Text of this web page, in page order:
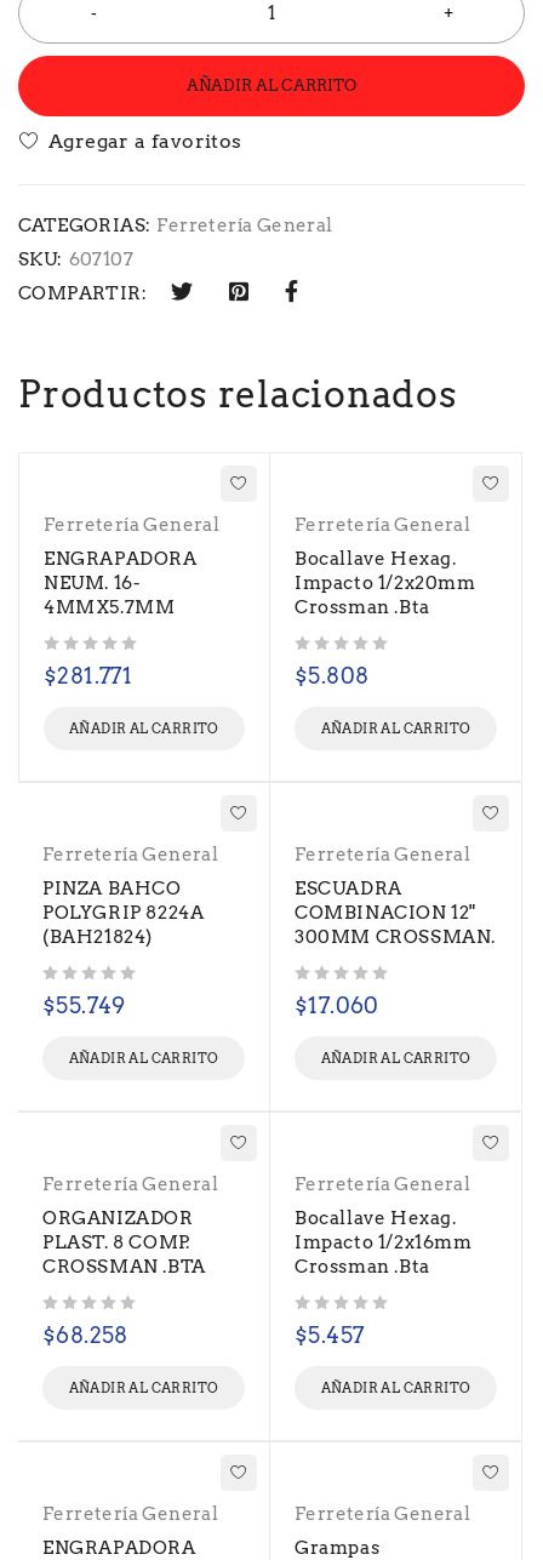
AÑADIR AL CARRITO
CATEGORIAS: Ferretería General
SKU: 607107
COMPARTIR:
Productos relacionados
Ferretería General
ENGRAPADORA
NEUM. 16-
4MMX5.7MM
$281.771
AÑADIR AL CARRITO
Ferretería General
Bocallave Hexag.
Impacto 1/2x20mm
Crossman .Bta
$5.808
AÑADIR AL CARRITO
Ferretería General
PINZA BAHCO
POLYGRIP 8224A
(BAH21824)
$55.749
AÑADIR AL CARRITO
Ferretería General
ESCUADRA
COMBINACION 12"
300MM CROSSMAN.
$17.060
AÑADIR AL CARRITO
Ferretería General
ORGANIZADOR
PLAST. 8 COMP.
CROSSMAN .BTA
$68.258
AÑADIR AL CARRITO
Ferretería General
Bocallave Hexag.
Impacto 1/2x16mm
Crossman .Bta
$5.457
AÑADIR AL CARRITO
Ferretería General
ENGRAPADORA
Ferretería General
Grampas